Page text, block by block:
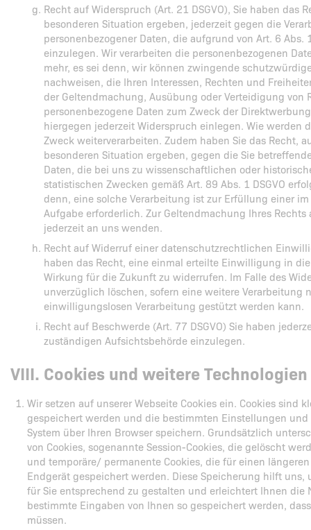
Recht auf Widerspruch (Art. 21 DSGVO), Sie haben das
besonderen Situation ergeben, jederzeit gegen die
personenbezogener Daten, die aufgrund von Art. 6 Abs.
einzulegen. Wir verarbeiten die personenbezogenen
mehr, es sei denn, wir können zwingende
nachweisen, die Ihren Interessen, Rechten und
der Geltendmachung, Ausübung oder Verteidigung von
personenbezogene Daten zum Zweck der
hiergegen jederzeit Widerspruch einlegen. Wie werden
Zweck weiterverarbeiten. Zudem haben Sie das Recht,
besonderen Situation ergeben, gegen die Sie
Daten, die bei uns zu wissenschaftlichen oder
statistischen Zwecken gemäß Art. 89 Abs. 1 DSGVO
denn, eine solche Verarbeitung ist zur Erfüllung einer
Aufgabe erforderlich. Zur Geltendmachung Ihres
jederzeit an uns wenden.
Recht auf Widerruf einer datenschutzrechtlichen
haben das Recht, eine einmal erteilte Einwilligung in
Wirkung für die Zukunft zu widerrufen. Im Falle des
unverzüglich löschen, sofern eine weitere Verarbeitung
einwilligungslosen Verarbeitung gestützt werden kann.
Recht auf Beschwerde (Art. 77 DSGVO) Sie haben
zuständigen Aufsichtsbehörde einzulegen.
VIII. Cookies und weitere Technologien
Wir setzen auf unserer Webseite Cookies ein. Cookies sind
gespeichert werden und die bestimmten Einstellungen
System über Ihren Browser speichern. Grundsätzlich
von Cookies, sogenannte Session-Cookies, die gelöscht
und temporäre/ permanente Cookies, die für einen
Endgerät gespeichert werden. Diese Speicherung hilft uns,
für Sie entsprechend zu gestalten und erleichtert Ihnen die
bestimmte Eingaben von Ihnen so gespeichert werden,
müssen.